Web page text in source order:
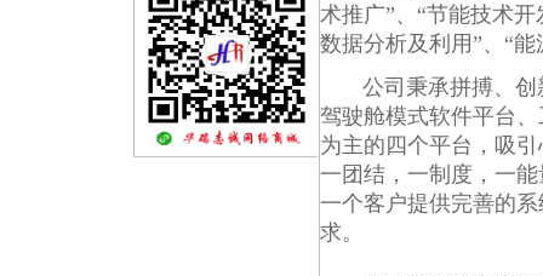
术推广”、“节能技术
数据分析及利用”、“
公司秉承拼搏、
驾驶舱模式软件平台
为主的四个平台，吸
一团结，一制度，一
一个客户提供完善的
求。